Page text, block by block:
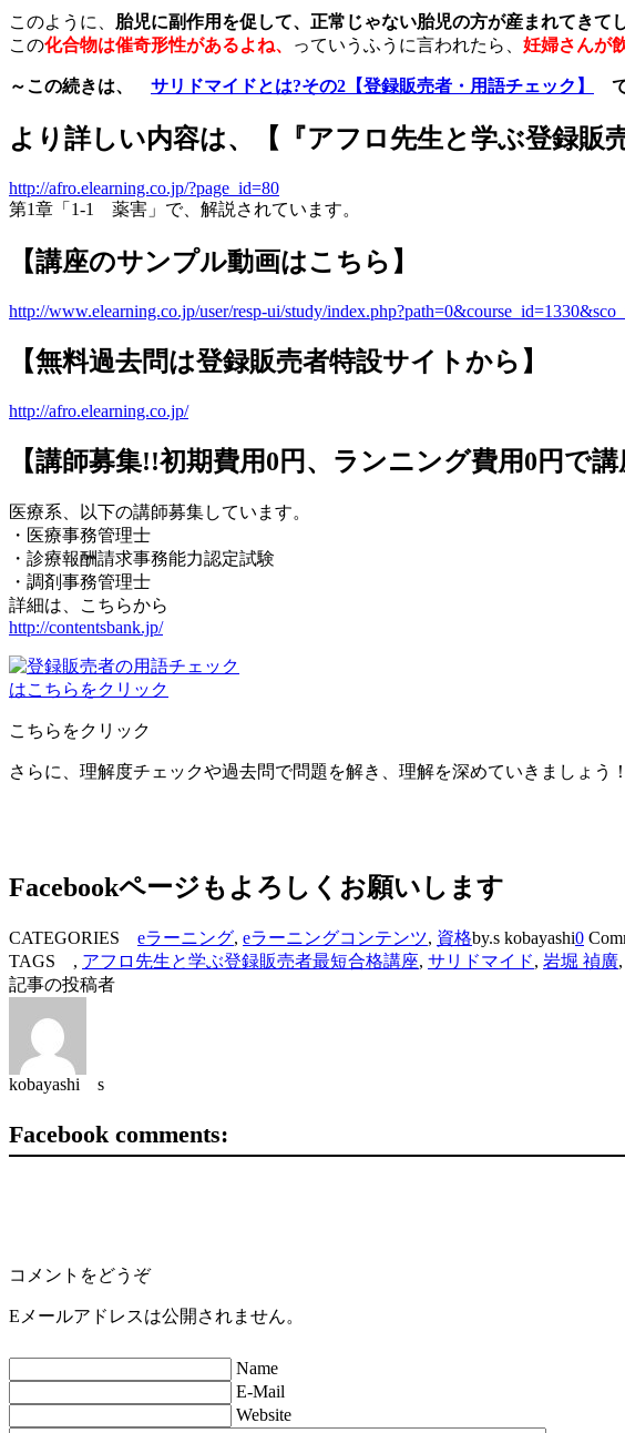
このように、 胎児に副作用を促して、正常じゃない胎児の方が産まれてきて
この化合物は催奇形性があるよね、 っていうふうに言われたら、 妊婦さんが
～この続きは、 サリドマイドとは?その2【登録販売者・用語チェック】
より詳しい内容は、【『アフロ先生と学ぶ登録販
http://afro.elearning.co.jp/?page_id=80
第1章「1-1 薬害」で、解説されています。
【講座のサンプル動画はこちら】
http://www.elearning.co.jp/user/resp-ui/study/
【無料過去問は登録販売者特設サイトから】
http://afro.elearning.co.jp/
【講師募集!!初期費用0円、ランニング費用0円で講
医療系、以下の講師募集しています。
・医療事務管理士
・診療報酬請求事務能力認定試験
・調剤事務管理士
詳細は、こちらから
http://contentsbank.jp/
こちらをクリック
さらに、理解度チェックや過去問で問題を解き、理解を深めていきましょう
Facebookページもよろしくお願いします
CATEGORIES eラーニング, eラーニングコンテンツ, 資格by.s kobayashi0
TAGS , アフロ先生と学ぶ登録販売者最短合格講座, サリドマイド, 岩堀 禎廣,
記事の投稿者
kobayashi s
Facebook comments:
コメントをどうぞ
Eメールアドレスは公開されません。
Name
E-Mail
Website